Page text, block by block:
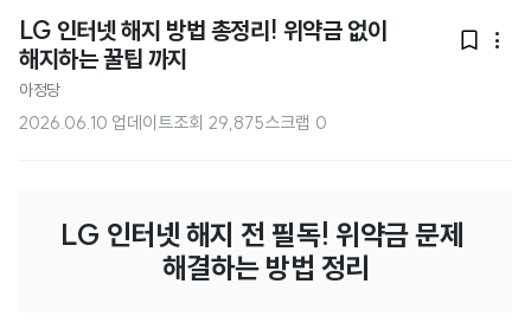
LG 인터넷 해지 방법 총정리! 위약금 없이
해지하는 꿀팁 까지
 
아정당
2026.06.10 업데이트조회 29,875스크랩 0
LG 인터넷 해지 전 필독! 위약금 문제
해결하는 방법 정리